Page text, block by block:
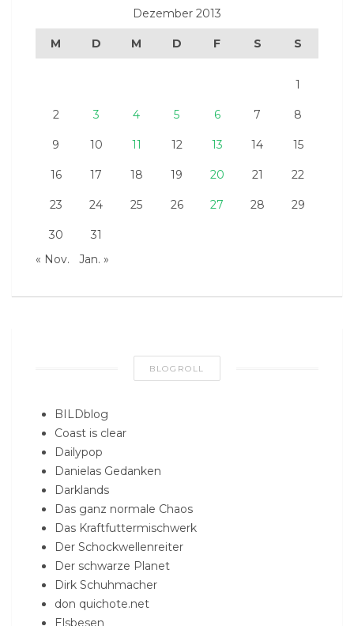
Dezember 2013
M D M D F S S
1
2 3 4 5 6 7 8
9 10 11 12 13 14 15
16 17 18 19 20 21 22
23 24 25 26 27 28 29
30
31
« Nov.
Jan. »
BLOGROLL
BILDblog
Coast is clear
Dailypop
Danielas Gedanken
Darklands
Das ganz normale Chaos
Das Kraftfuttermischwerk
Der Schockwellenreiter
Der schwarze Planet
Dirk Schuhmacher
don quichote.net
Elsbesen